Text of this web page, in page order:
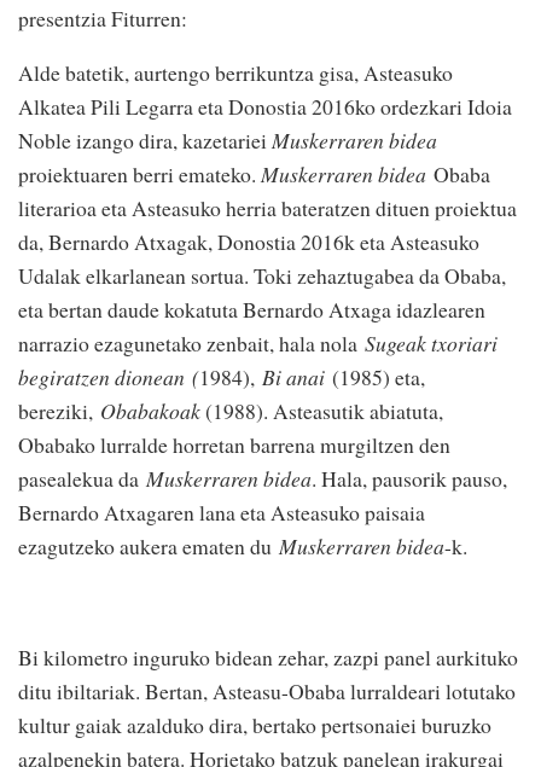
presentzia Fiturren:
Alde batetik, aurtengo berrikuntza gisa, Asteasuko
Alkatea Pili Legarra eta Donostia 2016ko ordezkari Idoia
Noble izango dira, kazetarieiMuskerraren bidea
proiektuaren berri emateko. Muskerraren bidea Obaba
literarioa eta Asteasuko herria bateratzen dituen proiektua
da, Bernardo Atxagak, Donostia 2016k eta Asteasuko
Udalak elkarlanean sortua. Toki zehaztugabea da Obaba,
eta bertan daude kokatuta Bernardo Atxaga idazlearen
narrazio ezagunetako zenbait, hala nola Sugeak txoriari
begiratzen dionean (1984), Bi anai (1985) eta,
bereziki, Obabakoak(1988). Asteasutik abiatuta,
Obabako lurralde horretan barrena murgiltzen den
pasealekua da Muskerraren bidea. Hala, pausorik pauso,
Bernardo Atxagaren lana eta Asteasuko paisaia
ezagutzeko aukera ematen du Muskerraren bidea-k.
Bi kilometro inguruko bidean zehar, zazpi panel aurkituko
ditu ibiltariak. Bertan, Asteasu-Obaba lurraldeari lotutako
kultur gaiak azalduko dira, bertako pertsonaiei buruzko
azalpenekin batera. Horietako batzuk panelean irakurgai